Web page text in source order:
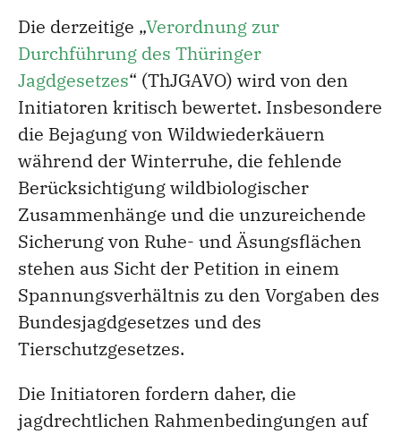
Die derzeitige „Verordnung zur
Durchführung des Thüringer
Jagdgesetzes“ (ThJGAVO) wird von den
Initiatoren kritisch bewertet. Insbesondere
die Bejagung von Wildwiederkäuern
während der Winterruhe, die fehlende
Berücksichtigung wildbiologischer
Zusammenhänge und die unzureichende
Sicherung von Ruhe- und Äsungsflächen
stehen aus Sicht der Petition in einem
Spannungsverhältnis zu den Vorgaben des
Bundesjagdgesetzes und des
Tierschutzgesetzes.
Die Initiatoren fordern daher, die
jagdrechtlichen Rahmenbedingungen auf